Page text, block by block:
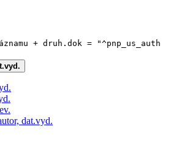
+ druh.dok = "^pnp_us_auth
dat.vyd.